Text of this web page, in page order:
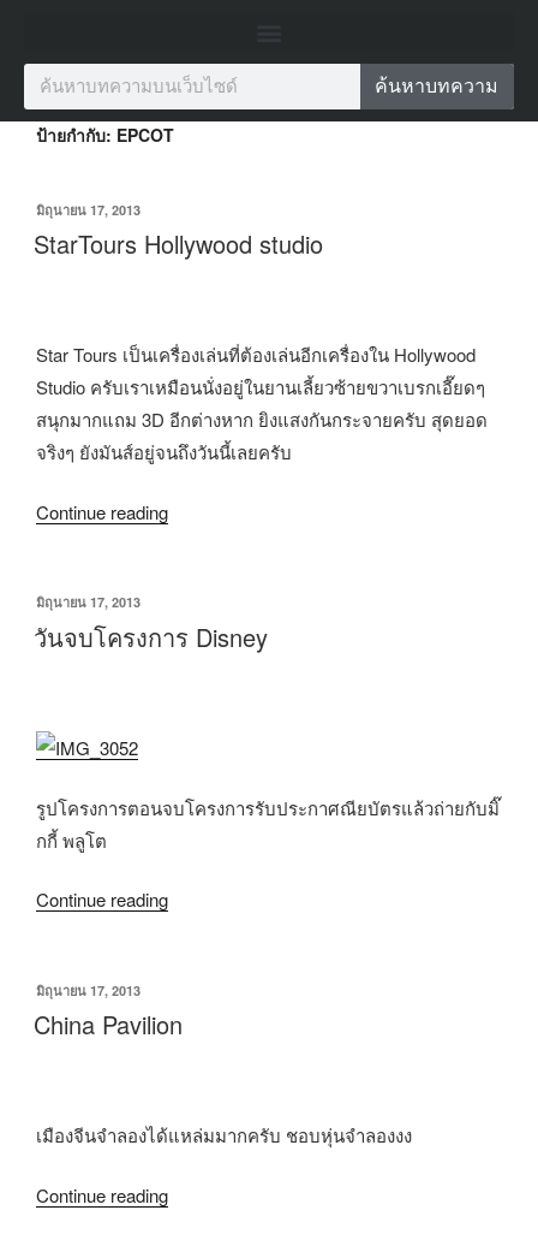
ค้นหาบทความ
ป้ายกำกับ: EPCOT
มิถุนายน 17, 2013
StarTours Hollywood studio
Star Tours เป็นเครื่องเล่นที่ต้องเล่นอีกเครื่องใน Hollywood
Studio ครับเราเหมือนนั่งอยู่ในยานเลี้ยวซ้ายขวาเบรกเอี๊ยดๆ
สนุกมากแถม 3D อีกต่างหาก ยิงแสงกันกระจายครับ สุดยอด
จริงๆ ยังมันส์อยู่จนถึงวันนี้เลยครับ
Continue reading
มิถุนายน 17, 2013
วันจบโครงการ Disney
รูปโครงการตอนจบโครงการรับประกาศณียบัตรแล้วถ่ายกับมิ๊
กกี้ พลูโต
Continue reading
มิถุนายน 17, 2013
China Pavilion
เมืองจีนจำลองได้แหล่มมากครับ ชอบหุ่นจำลองงง
Continue reading